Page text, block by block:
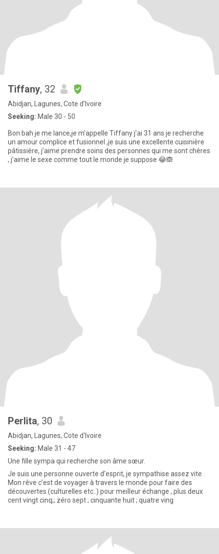
Tiffany, 32
Abidjan, Lagunes, Cote d'Ivoire
Seeking: Male 30 - 50
Bon bah je me lance,je m’appelle Tiffany j’ai 31 ans je recherche
un amour complice et fusionnel ,je suis une excellente cuisinière
pâtissière, j’aime prendre soins des personnes qui me sont chères
, j’aime le sexe comme tout le monde je suppose 😂🙈
Perlita, 30
Abidjan, Lagunes, Cote d'Ivoire
Seeking: Male 31 - 47
Une fille sympa qui recherche son âme sœur.
Je suis une personne ouverte d’esprit, je sympathise assez vite .
Mon rêve c’est de voyager à travers le monde pour faire des
découvertes (culturelles etc..) pour meilleur échange , plus deux
cent vingt cinq;; zéro sept ; cinquante huit ; quatre ving